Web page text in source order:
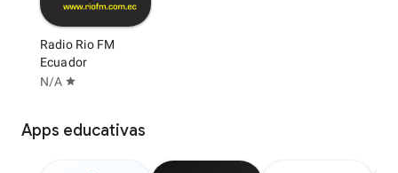
Radio Rio FM
Ecuador
N/A star
Apps educativas